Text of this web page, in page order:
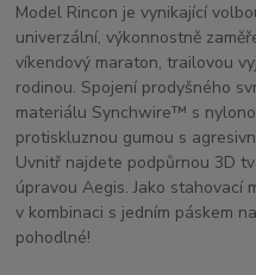
Model Rincon je vynikající
univerzální, výkonnostně
víkendový maraton, trailovou
rodinou. Spojení prodyšného
materiálu Synchwire™ s
protiskluznou gumou s
Uvnitř najdete podpůrnou 3D
úpravou Aegis. Jako stahovací
v kombinaci s jedním páskem
pohodlné!